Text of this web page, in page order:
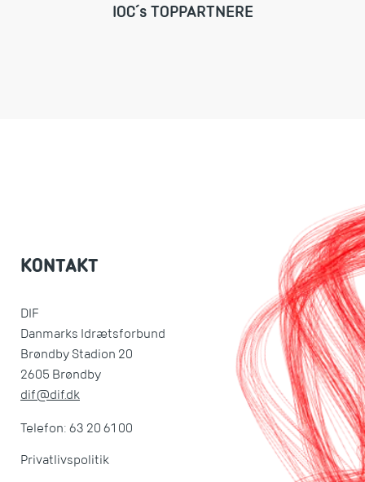
IOC´s TOPPARTNERE
KONTAKT
DIF
Danmarks Idrætsforbund
Brøndby Stadion 20
2605 Brøndby
dif@dif.dk
Telefon: 63 20 61 00
Privatlivspolitik